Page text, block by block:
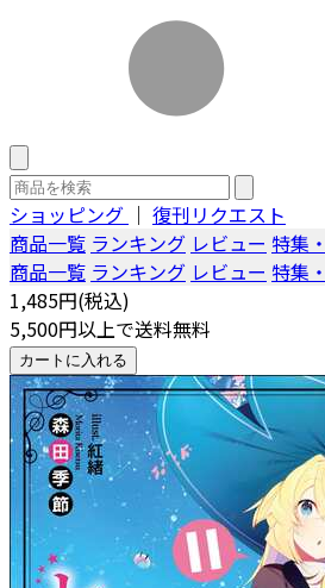
ショッピング ｜ 復刊リクエスト
商品一覧 ランキング レビュー 特集
商品一覧 ランキング レビュー 特集
1,485円(税込)
5,500円以上で送料無料
カートに入れる